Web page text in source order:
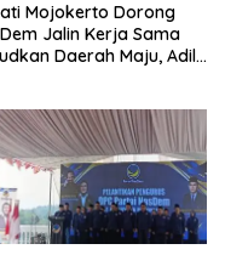
Mojokerto Dorong
Jalin Kerja Sama
Daerah Maju, Adil,